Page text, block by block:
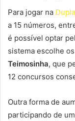
Para jogar na
a 15 números,
é possível optar
sistema escolhe
Teimosinha, que
12 concursos
Outra forma de
participando de